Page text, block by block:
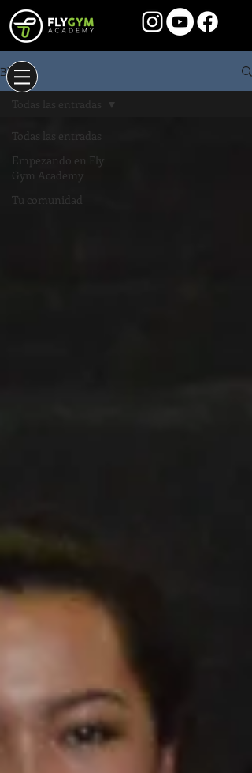
Blog
Todas las entradas
Empezando en Fly
Gym Academy
Tu comunidad
Todas las entradas